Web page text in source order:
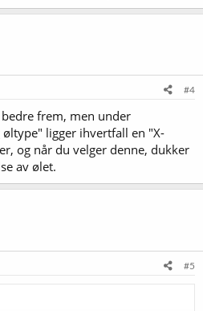
#4
frem, men under
ligger ihvertfall en "X-
og når du velger denne, dukker
av ølet.
#5